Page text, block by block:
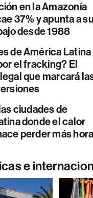
en la Amazonía
37% y apunta a su
desde 1988
de América Latina
el fracking? El
que marcará
ciudades de
donde el calor
perder más
e